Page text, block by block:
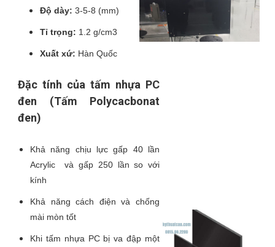
Độ dày: 3-5-8 (mm)
Tỉ trọng: 1.2 g/cm3
Xuất xứ: Hàn Quốc
Đặc tính của tấm nhựa PC
đen (Tấm Polycacbonat
đen)
Khả năng chịu lực gấp 40 lần
Acrylic và gấp 250 lần so với
kính
Khả năng cách điện và chống
mài mòn tốt
Khi tấm nhựa PC bị va đập một